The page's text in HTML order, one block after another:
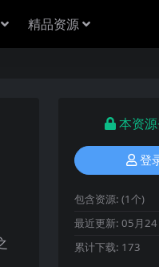
精品资源
本资
登
包含资源: (1个)
最近更新: 05月24
累计下载: 173